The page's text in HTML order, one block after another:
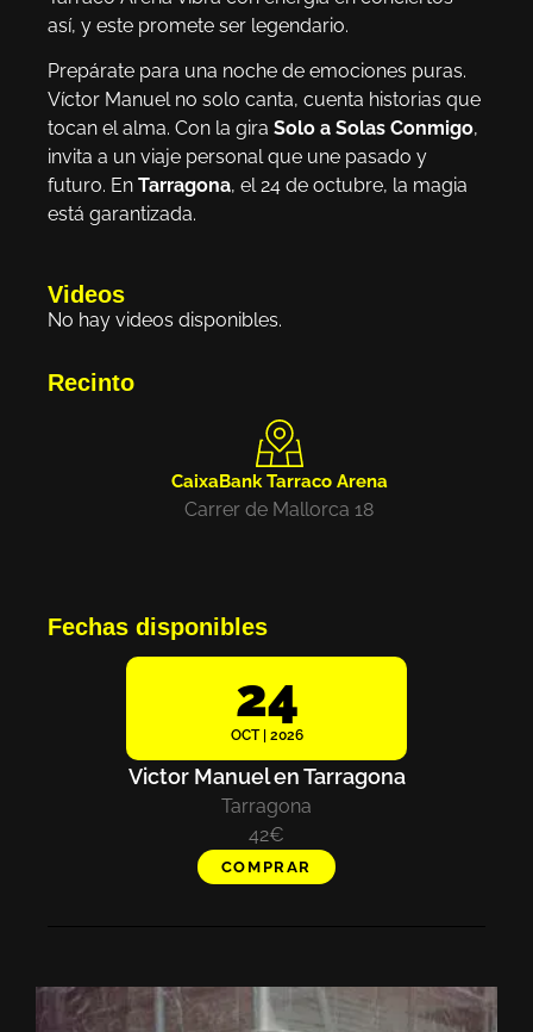
así, y este promete ser legendario.
Prepárate para una noche de emociones puras.
Víctor Manuel no solo canta, cuenta historias que
tocan el alma. Con la gira Solo a Solas Conmigo,
invita a un viaje personal que une pasado y
futuro. En Tarragona, el 24 de octubre, la magia
está garantizada.
Videos
No hay videos disponibles.
Recinto
CaixaBank Tarraco Arena
Carrer de Mallorca 18
Fechas disponibles
24
OCT | 2026
Victor Manuel en Tarragona
Tarragona
42€
COMPRAR